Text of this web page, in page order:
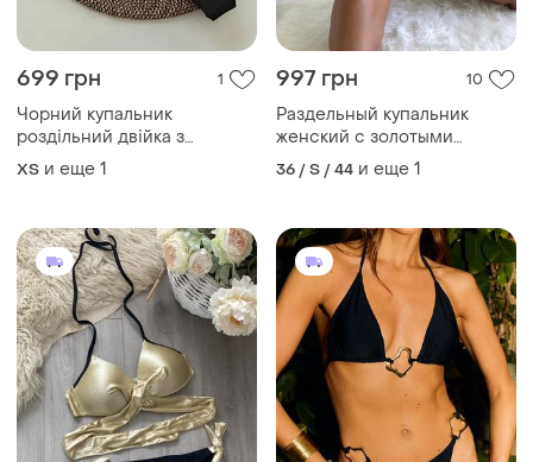
699 грн 1
Чорний купальник
роздільний двійка з
золотою фурнітурою
ХS и еще 1
997 грн 10
Раздельный купальник
женский с золотыми
вставками черный
36 / S / 44 и еще 1